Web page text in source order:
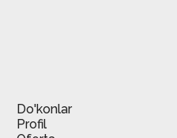
Do'konlar
Profil